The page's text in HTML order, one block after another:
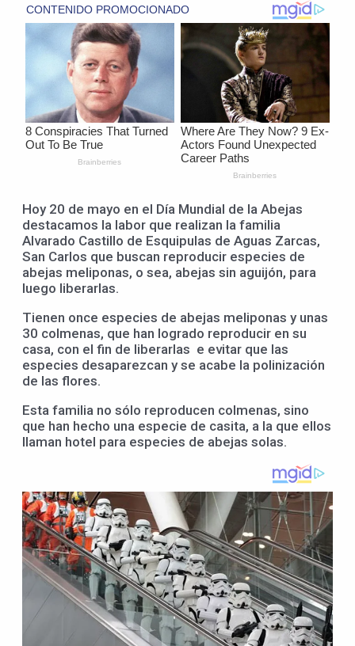
Hoy 20 de mayo en el Día Mundial de la Abejas
destacamos la labor que realizan la familia
Alvarado Castillo de Esquipulas de Aguas Zarcas,
San Carlos que buscan reproducir especies de
abejas meliponas, o sea, abejas sin aguijón, para
luego liberarlas.
Tienen once especies de abejas meliponas y unas
30 colmenas, que han logrado reproducir en su
casa, con el fin de liberarlas e evitar que las
especies desaparezcan y se acabe la polinización
de las flores.
Esta familia no sólo reproducen colmenas, sino
que han hecho una especie de casita, a la que ellos
llaman hotel para especies de abejas solas.